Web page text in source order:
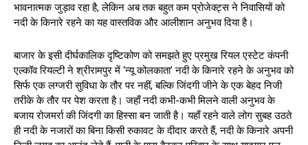
भावनात्मक जुड़ाव रहा है, लेकिन अब तक बहुत कम प्रोजेक्ट्स ने निवासियों को
नदी के किनारे रहने का यह वास्तविक और आलीशान अनुभव दिया है।
बाजार के इसी दीर्घकालिक दृष्टिकोण को समझते हुए प्रमुख रियल एस्टेट कंपनी
एल्कॉव रियल्टी ने श्रीरामपुर में ‘न्यू कोलकाता’ नदी के किनारे रहने के अनुभव को
सिर्फ एक लग्जरी सुविधा के तौर पर नहीं, बल्कि जिंदगी जीने के एक बेहद निजी
तरीके के तौर पर पेश करता है। जहाँ नदी कभी-कभी मिलने वाली अनुभव के
बजाय रोजमर्रा की जिंदगी का हिस्सा बन जाती है। यहाँ रहने वाले लोग सुबह उठते
ही नदी के नजारों का बिना किसी रुकावट के दीदार करते हैं, नदी के किनारे अपनी